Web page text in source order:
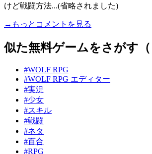
けど戦闘方法...(省略されました)
→もっとコメントを見る
似た無料ゲームをさがす（
#WOLF RPG
#WOLF RPG エディター
#実況
#少女
#スキル
#戦闘
#ネタ
#百合
#RPG